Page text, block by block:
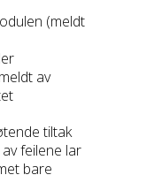
(meldt
av
tiltak
feilene lar
bare